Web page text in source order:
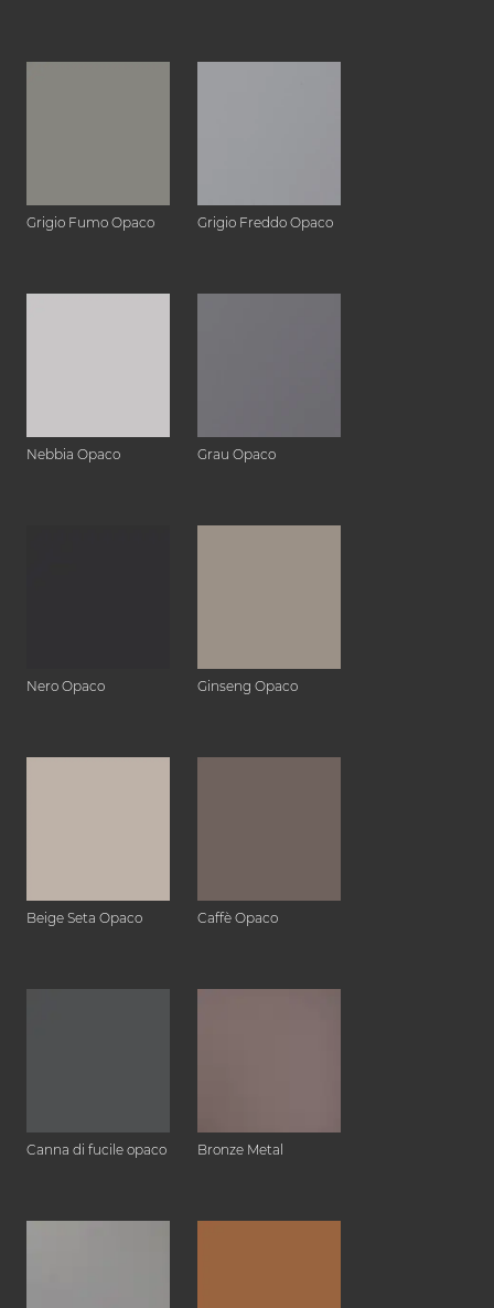
Grigio Fumo Opaco Grigio Freddo Opaco
Nebbia Opaco Grau Opaco
Nero Opaco Ginseng Opaco
Beige Seta Opaco Caffè Opaco
Canna di fucile opaco Bronze Metal